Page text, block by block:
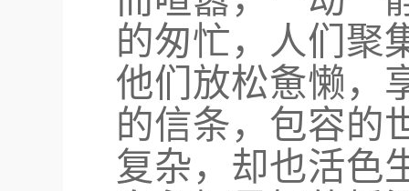
的匆忙，人们
他们放松惫懒，
的信条，包容的
复杂，却也活色